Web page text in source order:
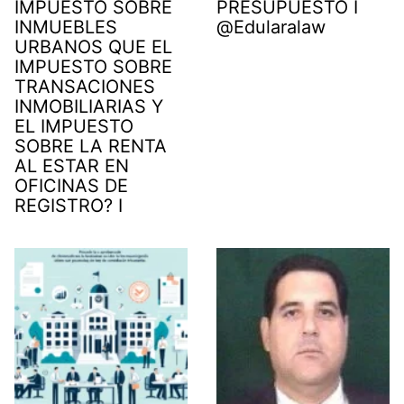
IMPUESTO SOBRE
INMUEBLES
URBANOS QUE EL
IMPUESTO SOBRE
TRANSACIONES
INMOBILIARIAS Y
EL IMPUESTO
SOBRE LA RENTA
AL ESTAR EN
OFICINAS DE
REGISTRO? I
PRESUPUESTO I
@Edularalaw